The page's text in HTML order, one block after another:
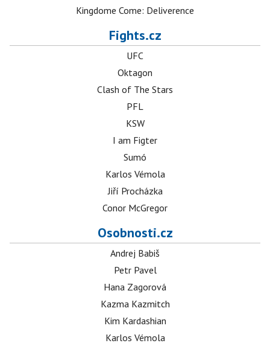
Kingdome Come: Deliverence
Fights.cz
UFC
Oktagon
Clash of The Stars
PFL
KSW
I am Figter
Sumó
Karlos Vémola
Jiří Procházka
Conor McGregor
Osobnosti.cz
Andrej Babiš
Petr Pavel
Hana Zagorová
Kazma Kazmitch
Kim Kardashian
Karlos Vémola